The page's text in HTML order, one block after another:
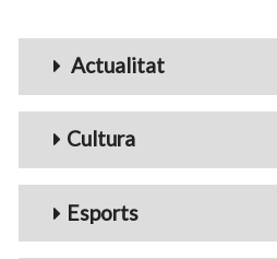
Menu_Videos
Actualitat
Cultura
Esports